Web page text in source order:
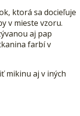
ktorá sa docieľuje
v mieste vzoru.
aj pap
farbí v
mikinu aj v iných